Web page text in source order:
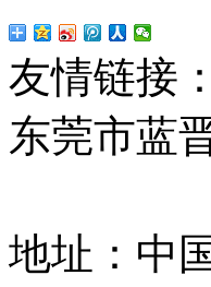
友情链接：
东莞市蓝
地址：中